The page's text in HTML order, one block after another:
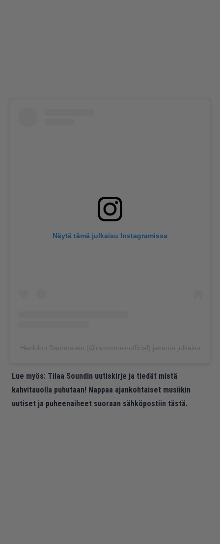
Näytä tämä julkaisu Instagramissa
Henkilön Rammstein (@rammsteinofficial) jakama julkaisu
Lue myös: Tilaa Soundin uutiskirje ja tiedät mistä
kahvitauolla puhutaan! Nappaa ajankohtaiset musiikin
uutiset ja puheenaiheet suoraan sähköpostiin tästä.